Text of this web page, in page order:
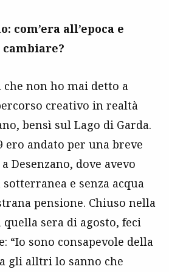
com’era all’epoca e
cambiare?
che non ho mai detto a
creativo in realtà
bensì sul Lago di Garda.
ero andato per una breve
Desenzano, dove avevo
e senza acqua
pensione. Chiuso nella
sera di agosto, feci
“Io sono consapevole della
gli alltri lo sanno che